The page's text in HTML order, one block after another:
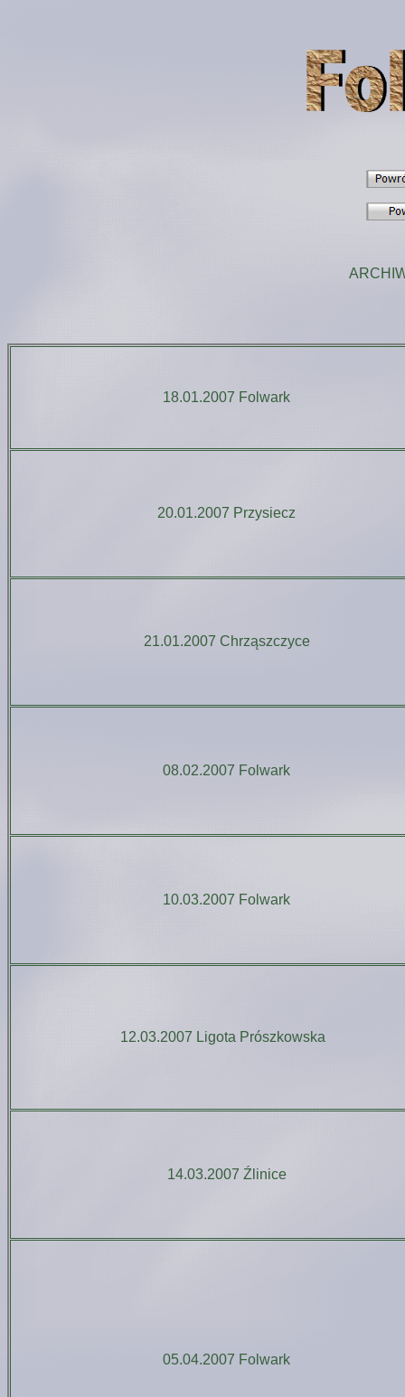
18.01.2007 Folwark
20.01.2007 Przysiecz
21.01.2007 Chrząszczyce
08.02.2007 Folwark
10.03.2007 Folwark
12.03.2007 Ligota Prószkowska
14.03.2007 Źlinice
05.04.2007 Folwark